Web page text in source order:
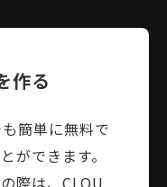
作る
簡単に無料で
ができます。
際は、CLOU